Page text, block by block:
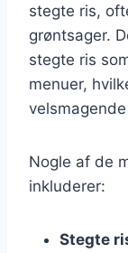
stegte ris,
grøntsager.
stegte ris
menuer,
Nogle af de
inkluderer:
Stegte